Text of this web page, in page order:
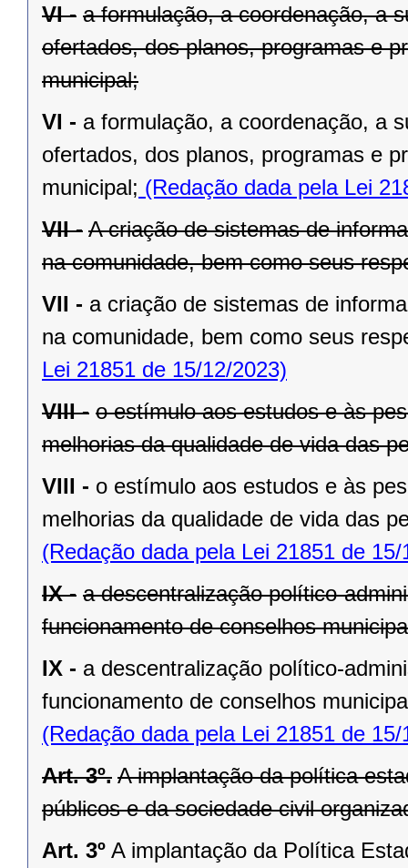
VI - a formulação, a coordenação, a
ofertados, dos planos, programas e
municipal;
VI - a formulação, a coordenação, a
ofertados, dos planos, programas e
municipal; (Redação dada pela Lei
VII - A criação de sistemas de
na comunidade, bem como seus
VII - a criação de sistemas de
na comunidade, bem como seus
Lei 21851 de 15/12/2023)
VIII - o estímulo aos estudos e às
melhorias da qualidade de vida das
VIII - o estímulo aos estudos e às
melhorias da qualidade de vida das
(Redação dada pela Lei 21851 de 15/
IX - a descentralização político-
funcionamento de conselhos
IX - a descentralização político-
funcionamento de conselhos
(Redação dada pela Lei 21851 de 15/
Art. 3º. A implantação da política
públicos e da sociedade civil
Art. 3º A implantação da Política